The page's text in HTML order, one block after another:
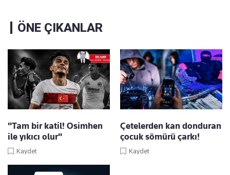
ÖNE ÇIKANLAR
"Tam bir katil! Osimhen
ile yıkıcı olur"
Kaydet
Çetelerden kan donduran
çocuk sömürü çarkı!
Kaydet